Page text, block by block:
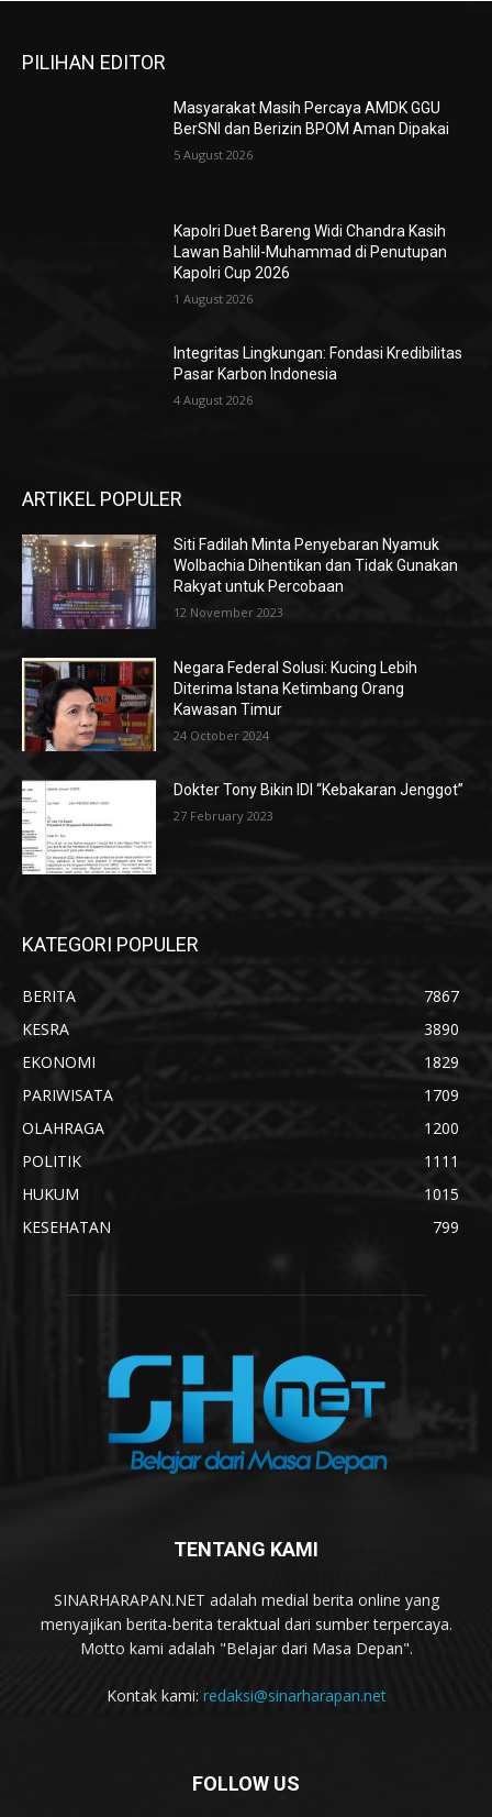
PILIHAN EDITOR
Masyarakat Masih Percaya AMDK GGU
BerSNI dan Berizin BPOM Aman Dipakai
5 August 2026
Kapolri Duet Bareng Widi Chandra Kasih
Lawan Bahlil-Muhammad di Penutupan
Kapolri Cup 2026
1 August 2026
Integritas Lingkungan: Fondasi Kredibilitas
Pasar Karbon Indonesia
4 August 2026
ARTIKEL POPULER
Siti Fadilah Minta Penyebaran Nyamuk
Wolbachia Dihentikan dan Tidak Gunakan
Rakyat untuk Percobaan
12 November 2023
Negara Federal Solusi: Kucing Lebih
Diterima Istana Ketimbang Orang
Kawasan Timur
24 October 2024
Dokter Tony Bikin IDI “Kebakaran Jenggot”
27 February 2023
KATEGORI POPULER
BERITA
7867
KESRA
3890
EKONOMI
1829
PARIWISATA
1709
OLAHRAGA
1200
POLITIK
1111
HUKUM
1015
KESEHATAN
799
TENTANG KAMI
SINARHARAPAN.NET adalah medial berita online yang
menyajikan berita-berita teraktual dari sumber terpercaya.
Motto kami adalah "Belajar dari Masa Depan".
Kontak kami: redaksi@sinarharapan.net
FOLLOW US